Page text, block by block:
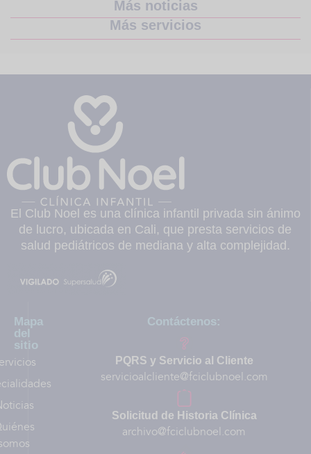
Más noticias
Más servicios
El Club Noel es una clínica infantil privada sin ánimo
de lucro, ubicada en Cali, que presta servicios de
salud pediátricos de mediana y alta complejidad.
Mapa
del
sitio
Contáctenos:
PQRS y Servicio al Cliente
servicioalcliente@fciclubnoel.com
Solicitud de Historia Clínica
archivo@fciclubnoel.com